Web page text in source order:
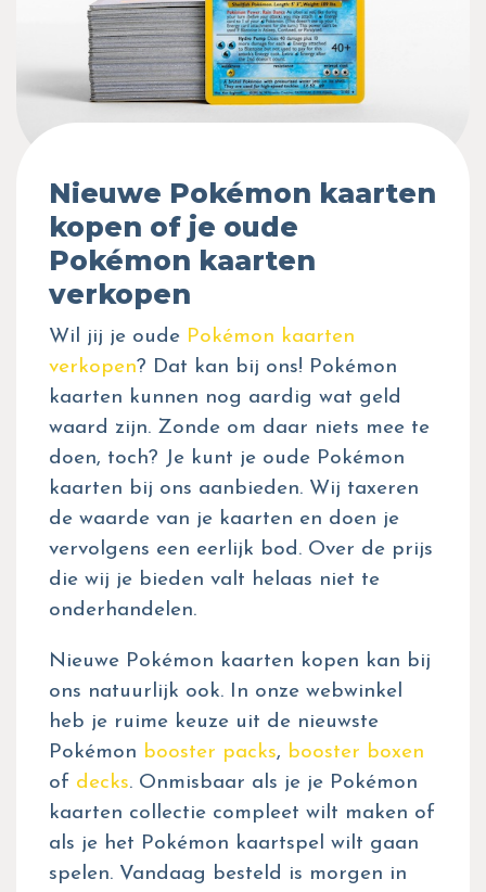
Nieuwe Pokémon kaarten
kopen of je oude
Pokémon kaarten
verkopen
Wil jij je oude Pokémon kaarten
verkopen? Dat kan bij ons! Pokémon
kaarten kunnen nog aardig wat geld
waard zijn. Zonde om daar niets mee te
doen, toch? Je kunt je oude Pokémon
kaarten bij ons aanbieden. Wij taxeren
de waarde van je kaarten en doen je
vervolgens een eerlijk bod. Over de prijs
die wij je bieden valt helaas niet te
onderhandelen.
Nieuwe Pokémon kaarten kopen kan bij
ons natuurlijk ook. In onze webwinkel
heb je ruime keuze uit de nieuwste
Pokémon booster packs, booster boxen
of decks. Onmisbaar als je je Pokémon
kaarten collectie compleet wilt maken of
als je het Pokémon kaartspel wilt gaan
spelen. Vandaag besteld is morgen in